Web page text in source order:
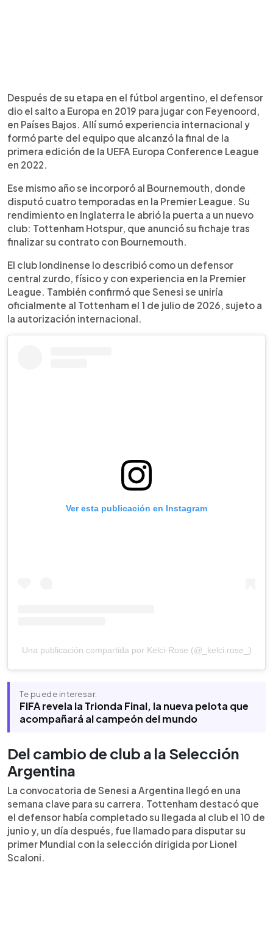
Después de su etapa en el fútbol argentino, el defensor
dio el salto a Europa en 2019 para jugar con Feyenoord,
en Países Bajos. Allí sumó experiencia internacional y
formó parte del equipo que alcanzó la final de la
primera edición de la UEFA Europa Conference League
en 2022.
Ese mismo año se incorporó al Bournemouth, donde
disputó cuatro temporadas en la Premier League. Su
rendimiento en Inglaterra le abrió la puerta a un nuevo
club: Tottenham Hotspur, que anunció su fichaje tras
finalizar su contrato con Bournemouth.
El club londinense lo describió como un defensor
central zurdo, físico y con experiencia en la Premier
League. También confirmó que Senesi se uniría
oficialmente al Tottenham el 1 de julio de 2026, sujeto a
la autorización internacional.
Ver esta publicación en Instagram
Una publicación compartida por Kelci-Rose (@_kelci.rose_)
Te puede interesar:
FIFA revela la Trionda Final, la nueva pelota que
acompañará al campeón del mundo
Del cambio de club a la Selección
Argentina
La convocatoria de Senesi a Argentina llegó en una
semana clave para su carrera. Tottenham destacó que
el defensor había completado su llegada al club el 10 de
junio y, un día después, fue llamado para disputar su
primer Mundial con la selección dirigida por Lionel
Scaloni.